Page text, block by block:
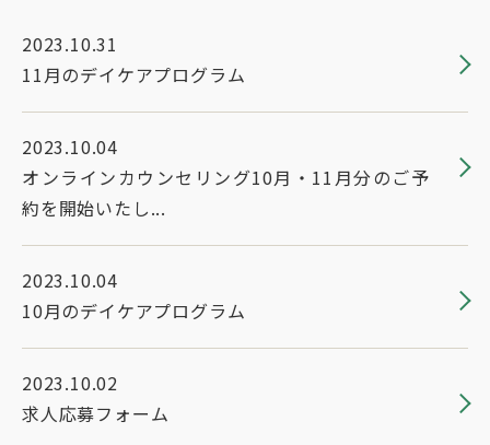
2023.10.31
11月のデイケアプログラム
2023.10.04
オンラインカウンセリング10月・11月分のご予
約を開始いたし...
2023.10.04
10月のデイケアプログラム
2023.10.02
求人応募フォーム